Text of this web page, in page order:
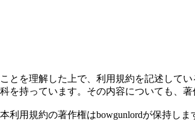
を理解した上で、利用規約を記述してい
持っています。その内容についても、著
用規約の著作権はbowgunlordが保持し